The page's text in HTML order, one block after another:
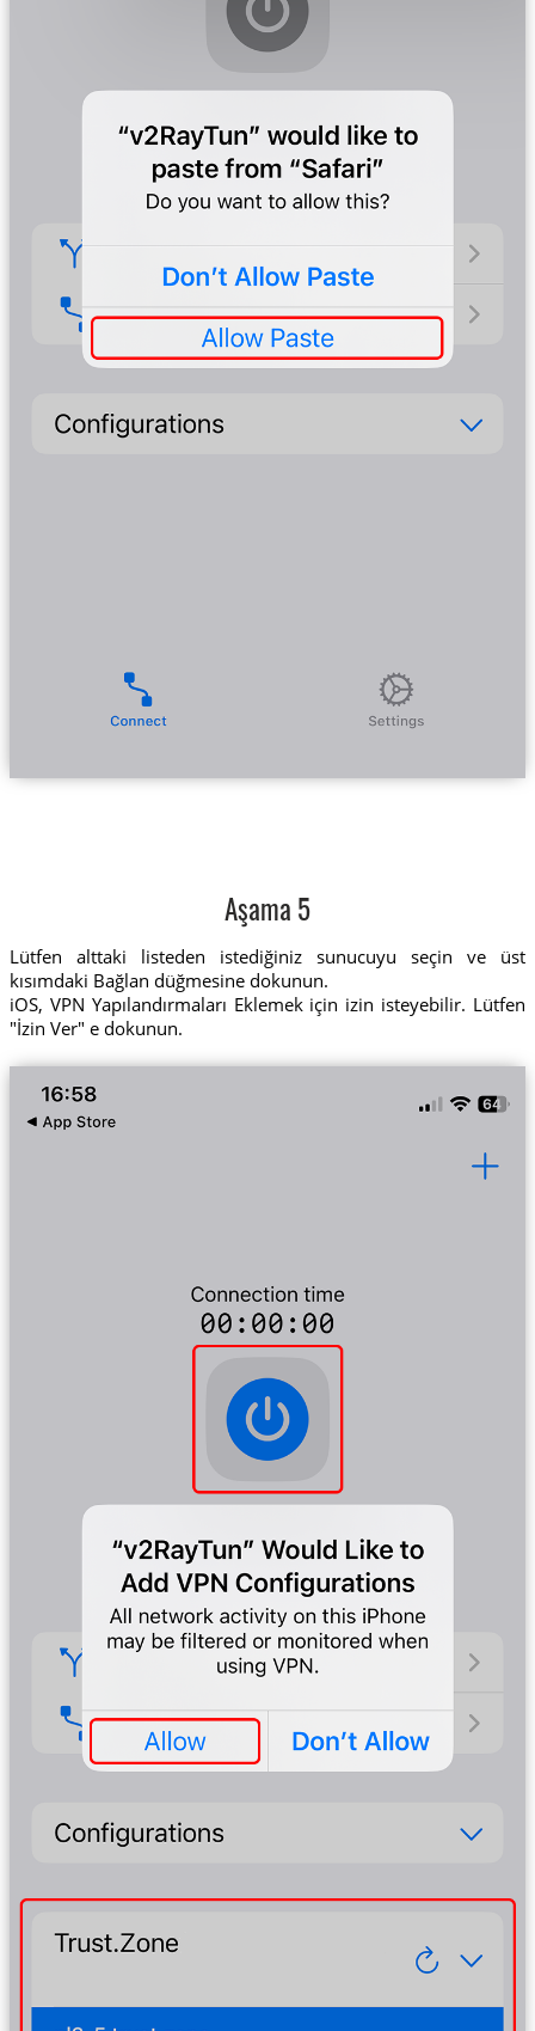
Aşama 5
Lütfen alttaki listeden istediğiniz sunucuyu seçin ve üst
kısımdaki Bağlan düğmesine dokunun.
iOS, VPN Yapılandırmaları Eklemek için izin isteyebilir. Lütfen
"İzin Ver" e dokunun.